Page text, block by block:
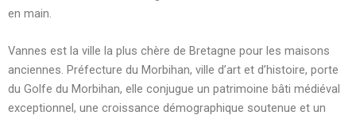
en main.
Vannes est la ville la plus chère de Bretagne pour les maisons
anciennes. Préfecture du Morbihan, ville d’art et d’histoire, porte
du Golfe du Morbihan, elle conjugue un patrimoine bâti médiéval
exceptionnel, une croissance démographique soutenue et un